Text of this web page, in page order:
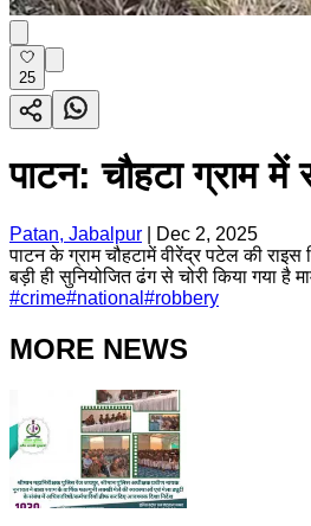
25
पाटन: चौहटा ग्राम
Patan, Jabalpur
Dec 2, 2025
पाटन के ग्राम चौहटामें वीरेंद्र पटेल की
बड़ी ही सुनियोजित ढंग से चोरी किया गया है
#crime#national #robbery
MORE NEWS